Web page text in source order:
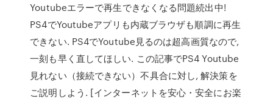
Youtubeエラーで再生できなくなる問題続出中!
PS4でYoutubeアプリも内蔵ブラウザも順調に再生
できない. PS4でYoutube見るのは超高画質なので,
一刻も早く直してほしい. この記事でPS4 Youtube
見れない（接続できない）不具合に対し, 解決策を
ご説明しよう. [インターネットを安心・安全にお楽